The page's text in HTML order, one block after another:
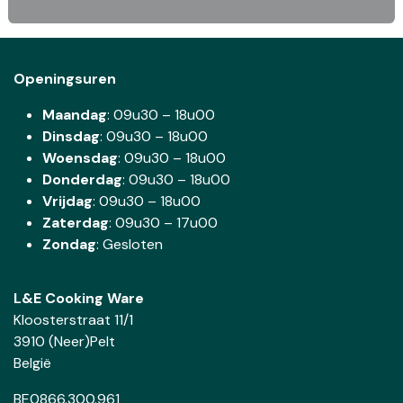
Openingsuren
Maandag: 09u30 – 18u00
Dinsdag: 09u30 – 18u00
Woensdag: 09u30 – 18u00
Donderdag: 09u30 – 18u00
Vrijdag: 09u30 – 18u00
Zaterdag: 09u30 – 17u00
Zondag: Gesloten
L&E Cooking Ware
Kloosterstraat 11/1
3910 (Neer)Pelt
België
BE0866.300.961